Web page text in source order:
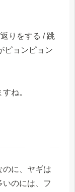
りをする / 跳
ピョンピョン
ね。
のに、ヤギは
いのには、フ